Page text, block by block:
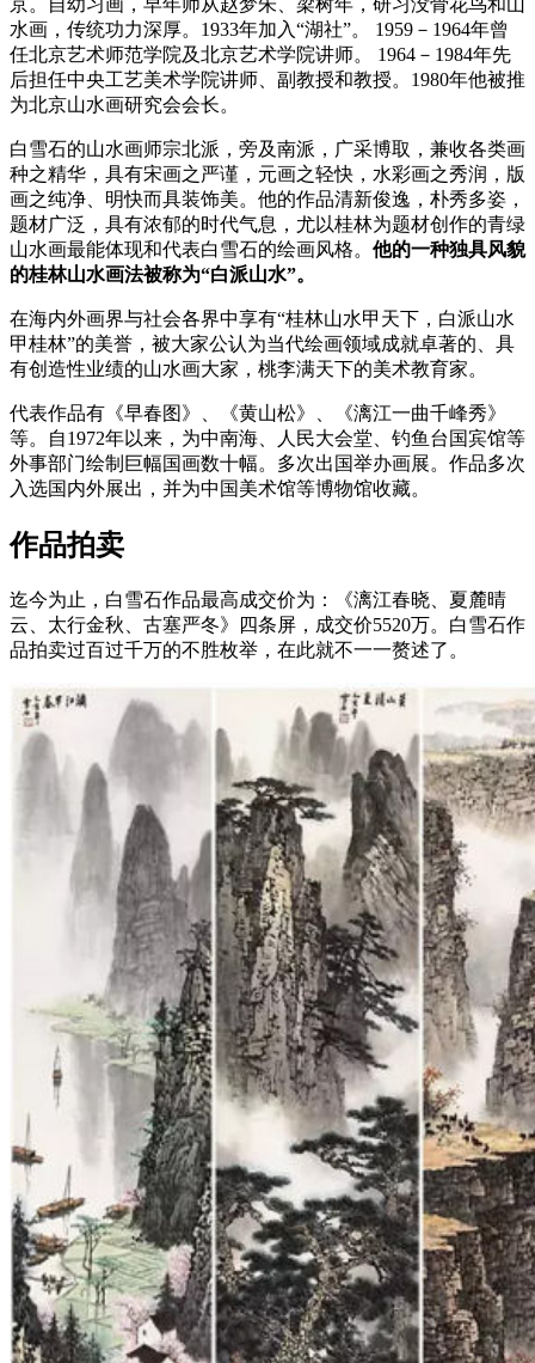
京。自幼习画，早年师从赵梦朱、梁树年，研习没骨花鸟和山
水画，传统功力深厚。1933年加入“湖社”。 1959－1964年曾
任北京艺术师范学院及北京艺术学院讲师。 1964－1984年先
后担任中央工艺美术学院讲师、副教授和教授。1980年他被推
为北京山水画研究会会长。
白雪石的山水画师宗北派，旁及南派，广采博取，兼收各类画
种之精华，具有宋画之严谨，元画之轻快，水彩画之秀润，版
画之纯净、明快而具装饰美。他的作品清新俊逸，朴秀多姿，
题材广泛，具有浓郁的时代气息，尤以桂林为题材创作的青绿
山水画最能体现和代表白雪石的绘画风格。 他的一种独具风貌
的桂林山水画法被称为“白派山水”。
在海内外画界与社会各界中享有“桂林山水甲天下，白派山水
甲桂林”的美誉，被大家公认为当代绘画领域成就卓著的、具
有创造性业绩的山水画大家，桃李满天下的美术教育家。
代表作品有《早春图》、《黄山松》、《漓江一曲千峰秀》
等。自1972年以来，为中南海、人民大会堂、钓鱼台国宾馆等
外事部门绘制巨幅国画数十幅。多次出国举办画展。作品多次
入选国内外展出，并为中国美术馆等博物馆收藏。
作品拍卖
迄今为止，白雪石作品最高成交价为：《漓江春晓、夏麓晴
云、太行金秋、古塞严冬》四条屏，成交价5520万。白雪石作
品拍卖过百过千万的不胜枚举，在此就不一一赘述了。